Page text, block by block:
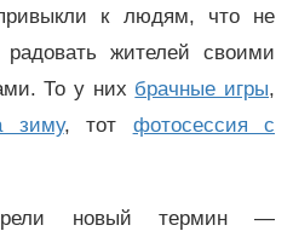
к людям, что не
жителей своими
То у них брачные игры,
зиму, тот фотосессия с
новый термин —